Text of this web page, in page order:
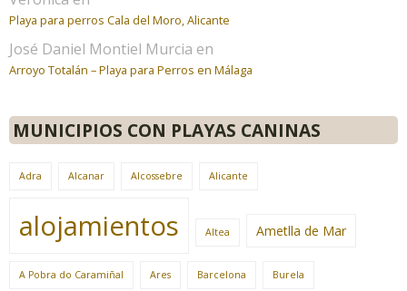
Playa para perros Cala del Moro, Alicante
José Daniel Montiel Murcia en
Arroyo Totalán – Playa para Perros en Málaga
MUNICIPIOS CON PLAYAS CANINAS
Adra Alcanar Alcossebre Alicante
alojamientos Altea Ametlla de Mar
A Pobra do Caramiñal Ares Barcelona Burela